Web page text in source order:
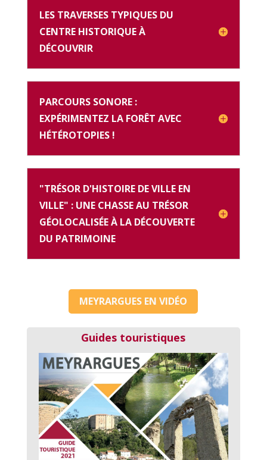
LES TRAVERSES TYPIQUES DU
CENTRE HISTORIQUE À
DÉCOUVRIR
PARCOURS SONORE :
EXPÉRIMENTEZ LA FORÊT AVEC
HÉTÉROTOPIES !
"TRÉSOR D'HISTOIRE DE VILLE EN
VILLE" : UNE CHASSE AU TRÉSOR
GÉOLOCALISÉE À LA DÉCOUVERTE
DU PATRIMOINE
MEYRARGUES EN VIDÉO
Guides touristiques